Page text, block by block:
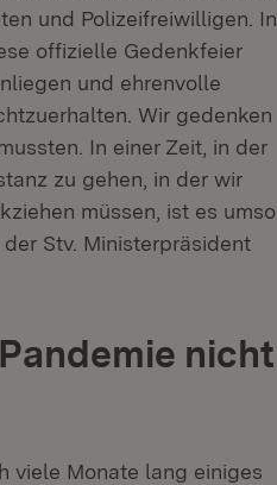
und Polizeifreiwilligen. In
offizielle Gedenkfeier
und ehrenvolle
Wir gedenken
In einer Zeit, in der
zu gehen, in der wir
müssen, ist es umso
Stv. Ministerpräsident
nicht
viele Monate lang einiges